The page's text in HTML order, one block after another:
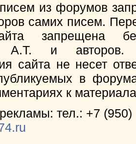
из форумов
самих писем.
запрещена
А.Т. и
сайта не несет
в
к
тел.: +7 (950)